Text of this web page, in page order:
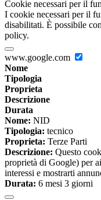
Cookie necessari per il
I cookie necessari per il
disabilitati. È possibile
policy.
www.google.com
Nome
Tipologia
Proprieta
Descrizione
Durata
Nome: NID
Tipologia: tecnico
Proprieta: Terze Parti
Descrizione: Questo
proprietà di Google) per
interessi e mostrarti
Durata: 6 mesi 3 giorni